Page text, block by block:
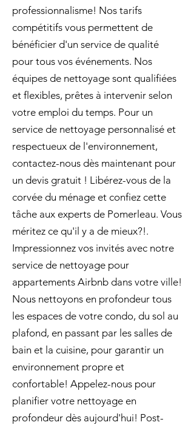
professionnalisme! Nos tarifs
compétitifs vous permettent de
bénéficier d'un service de qualité
pour tous vos événements. Nos
équipes de nettoyage sont qualifiées
et flexibles, prêtes à intervenir selon
votre emploi du temps. Pour un
service de nettoyage personnalisé et
respectueux de l'environnement,
contactez-nous dès maintenant pour
un devis gratuit ! Libérez-vous de la
corvée du ménage et confiez cette
tâche aux experts de Pomerleau. Vous
méritez ce qu'il y a de mieux?!.
Impressionnez vos invités avec notre
service de nettoyage pour
appartements Airbnb dans votre ville!
Nous nettoyons en profondeur tous
les espaces de votre condo, du sol au
plafond, en passant par les salles de
bain et la cuisine, pour garantir un
environnement propre et
confortable! Appelez-nous pour
planifier votre nettoyage en
profondeur dès aujourd'hui! Post-